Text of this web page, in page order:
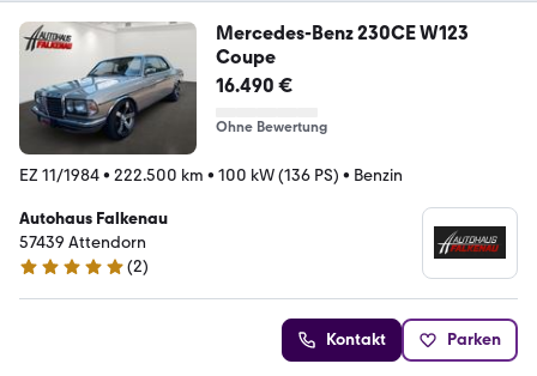
Mercedes-Benz 230CE W123
Coupe
16.490 €
Ohne Bewertung
EZ 11/1984• 222.500 km • 100 kW (136 PS) • Benzin
Autohaus Falkenau
57439 Attendorn
5 Sterne
(2)
Kontakt Parken